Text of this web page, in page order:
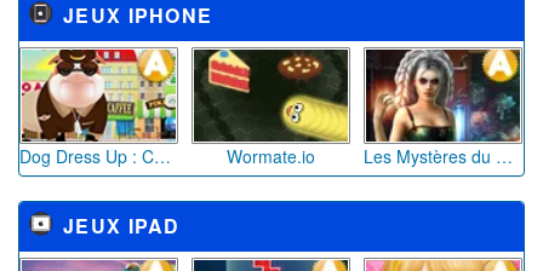
JEUX IPHONE
Dog Dress Up : Chien Jeu d’habillage Wormate.io Les Mystères du Temps 2
JEUX IPAD